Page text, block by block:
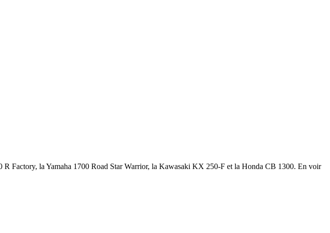
Factory, la Yamaha 1700 Road Star Warrior, la Kawasaki KX 250-F et la Honda CB 1300. En voir